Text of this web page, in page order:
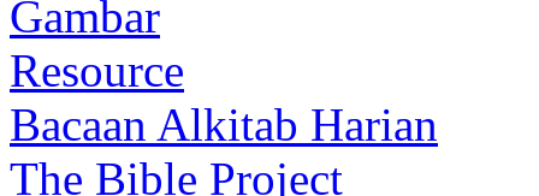
Gambar
Resource
Bacaan Alkitab Harian
The Bible Project